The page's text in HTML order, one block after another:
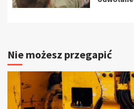
Nie możesz przegapić